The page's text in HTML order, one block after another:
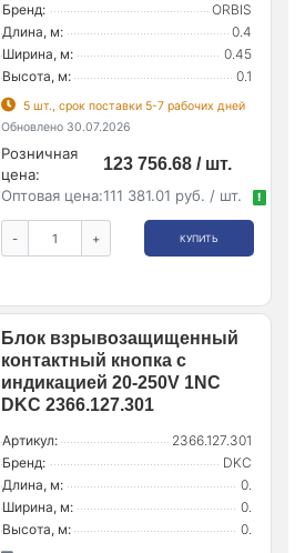
Бренд:
ORBIS
Длина, м:
0.4
Ширина, м:
0.45
Высота, м:
0.1
5 шт., срок поставки 5-7 рабочих дней
Обновлено 30.07.2026
Розничная
цена:
123 756.68 / шт.
Оптовая цена:111 381.01 руб. / шт. !
- + КУПИТЬ
Блок взрывозащищенный
контактный кнопка с
индикацией 20-250V 1NC
DKC 2366.127.301
Артикул:
2366.127.301
Бренд:
DKC
Длина, м:
0.
Ширина, м:
0.
Высота, м:
0.